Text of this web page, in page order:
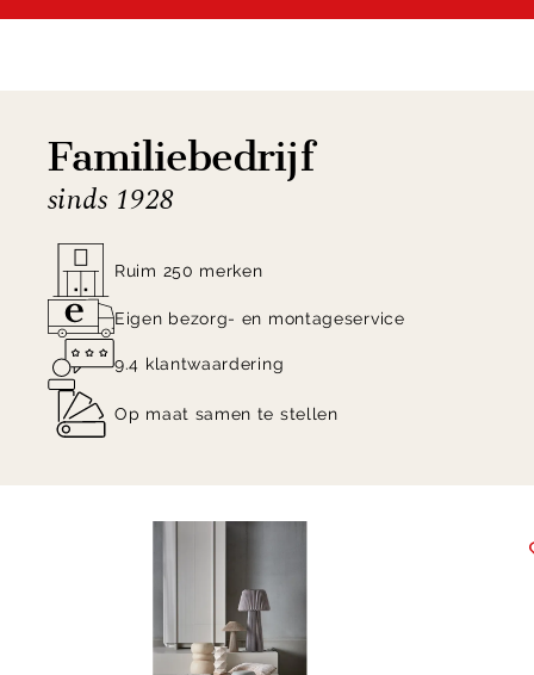
Familiebedrijf
sinds 1928
Ruim 250 merken
Eigen bezorg- en montageservice
9.4 klantwaardering
Op maat samen te stellen